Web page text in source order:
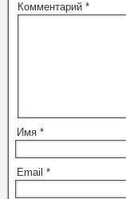
Комментарий *
Имя *
Email *